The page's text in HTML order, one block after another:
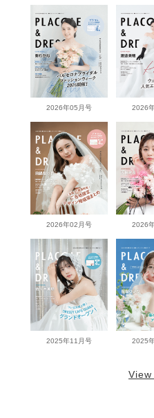
2026年05月号 2026
2026年02月号 2026
2025年11月号 2025